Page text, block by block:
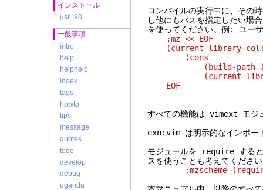
インストール
usr_90
一般事項
intro
help
helphelp
index
tags
howto
tips
message
quotes
todo
develop
debug
uganda
コンパイルの実行中に、その
し他にもパスを指定した
を使ってください。例: ユー
:mz << EOF
(current-library-
(cons
(build-path (find-
(current-library-
EOF
すべての機能は vimext モジ
exn:vim は明示的なインポー
モジュールを require すると
スを使うことも考えてくださ
:mzscheme